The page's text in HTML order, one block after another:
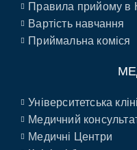
Правила прийому в
Вартість навчання
Приймальна коміся
Університетська
Медичний
Медичні Центри